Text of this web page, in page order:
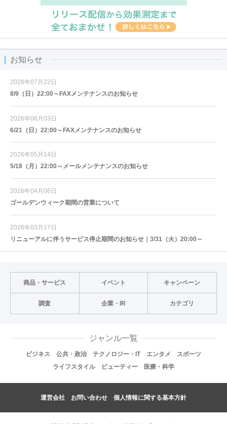
お知らせ
2026年07月22日
8/9（日）22:00～FAXメンテナンスのお知らせ
2026年06月03日
6/21（日）22:00～FAXメンテナンスのお知らせ
2026年05月14日
5/18（月）22:00～メールメンテナンスのお知らせ
2026年04月06日
ゴールデンウィーク期間の営業について
2026年03月17日
リニューアルに伴うサービス停止期間のお知らせ｜3/31（火）20:00～
商品・サービス イベント キャンペーン
調査 企業・IR カテゴリ
ジャンル一覧
ビジネス 公共・政治 テクノロジー・IT エンタメ
スポーツ
ライフスタイル
ビューティー 医療・科学
運営会社 お問い合わせ 個人情報に関する基本方針